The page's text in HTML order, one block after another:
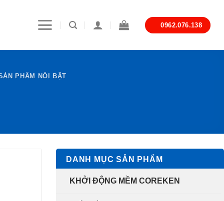
0962.076.138
PHẨM NỔI BẬT
DANH MỤC SẢN PHẨM
KHỞI ĐỘNG MỀM COREKEN